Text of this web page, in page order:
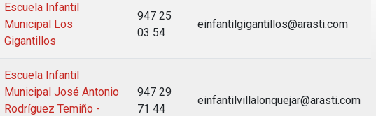
Escuela Infantil
Municipal Los
Gigantillos
947 25
03 54
einfantilgigantillos@arasti.com
Escuela Infantil
Municipal José Antonio
Rodríguez Temiño -
947 29
71 44
einfantilvillalonquejar@arasti.com